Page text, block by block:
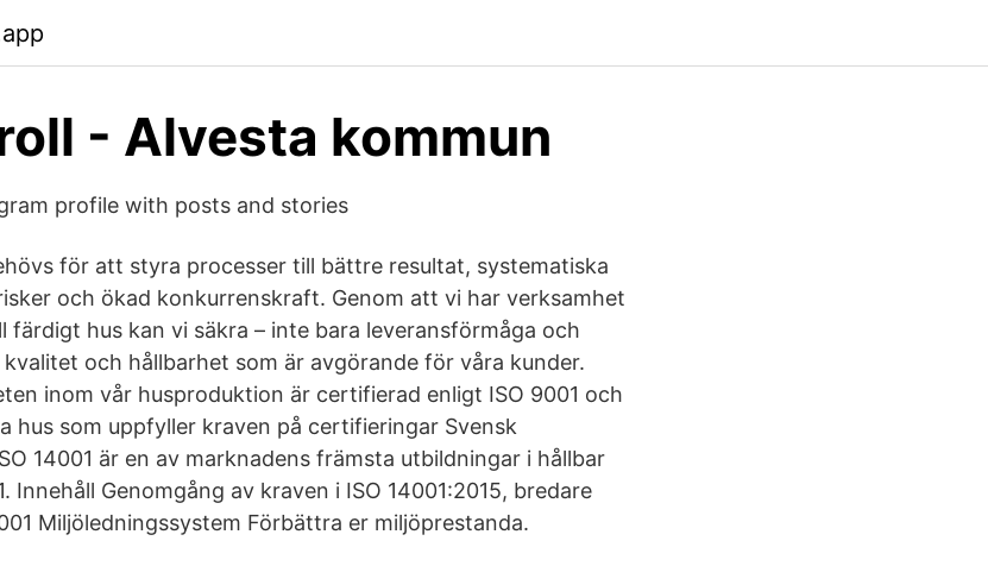
- Alvesta kommun
profile with posts and stories
för att styra processer till bättre resultat, systematiska
och ökad konkurrenskraft. Genom att vi har verksamhet
färdigt hus kan vi säkra – inte bara leveransförmåga och
och hållbarhet som är avgörande för våra kunder.
inom vår husproduktion är certifierad enligt ISO 9001 och
hus som uppfyller kraven på certifieringar Svensk
14001 är en av marknadens främsta utbildningar i hållbar
Innehåll Genomgång av kraven i ISO 14001:2015, bredare
Miljöledningssystem Förbättra er miljöprestanda.